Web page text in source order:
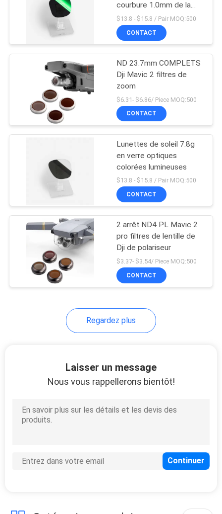
Filtre ND8
Filtre ND1000
Filtre neutre de nuit
Filtre neutre de
neutre gradué
courbure 1.0mm de la
norme 0 de HD
$13.8 - $15.8 / Pair MOQ:500
CONTACT
ND 23.7mm COMPLETS
Dji Mavic 2 filtres de
zoom
$6.31- $6.86/ Piece MOQ:500
CONTACT
Lunettes de soleil 7.8g
en verre optiques
colorées lumineuses
$13.8 - $15.8 / Pair MOQ:500
CONTACT
2 arrêt ND4 PL Mavic 2
pro filtres de lentille de
Dji de polariseur
$3.37- $3.54/ Piece MOQ:500
CONTACT
Regardez plus
Laisser un message
Nous vous rappellerons bientôt!